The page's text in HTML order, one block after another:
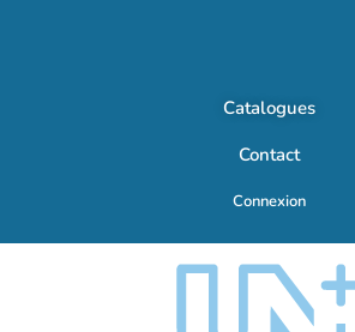
Catalogues
Contact
Connexion